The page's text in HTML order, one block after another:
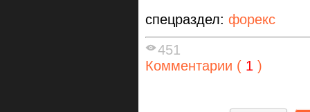
спецраздел: форекс
451
Комментарии ( 1 )